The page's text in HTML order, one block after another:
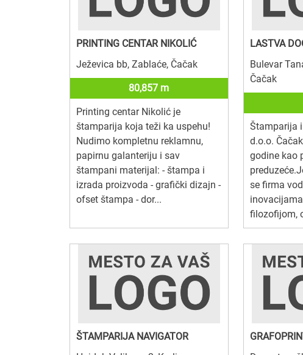
PRINTING CENTAR NIKOLIĆ
Ježevica bb, Zablaće, Čačak
80,857 m
Printing centar Nikolić je
štamparija koja teži ka uspehu!
Nudimo kompletnu reklamnu,
papirnu galanteriju i sav
štampani materijal: - štampa i
izrada proizvoda - grafički dizajn -
ofset štampa - dor...
LASTVA
Bulevar
Čačak
Štamparija
d.o.o.
godine kao
se firma
filozofijom,
ŠTAMPARIJA NAVIGATOR